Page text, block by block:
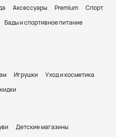
Аксессуары Premium
Спорт
Бады и спортивное питание
Игрушки
Уход и косметика
Детские магазины